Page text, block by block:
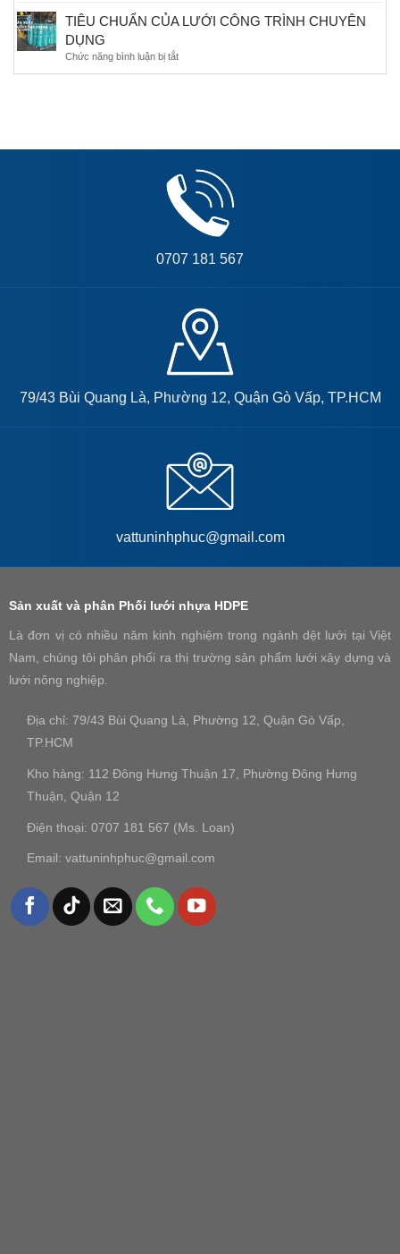
CHO
TRÌNH
THẤP
CHE
TIÊU CHUẨN CỦA LƯỚI CÔNG TRÌNH CHUYÊN
DỤNG
Chức năng bình luận bị tắt
TIÊU
TRÌNH
DỤNG
0707 181 567
79/43 Bùi Quang Là, Phường 12, Quận Gò Vấp, TP.HCM
vattuninhphuc@gmail.com
Sản xuất và phân Phối lưới nhựa HDPE
Là đơn vị có nhiều năm kinh nghiệm trong ngành dệt lưới tại Việt
Nam, chúng tôi phân phối ra thị trường sản phẩm lưới xây dựng và
lưới nông nghiệp.
Địa chỉ: 79/43 Bùi Quang Là, Phường 12, Quận Gò Vấp,
TP.HCM
Kho hàng: 112 Đông Hưng Thuận 17, Phường Đông Hưng
Thuận, Quận 12
Điện thoại: 0707 181 567 (Ms. Loan)
Email: vattuninhphuc@gmail.com